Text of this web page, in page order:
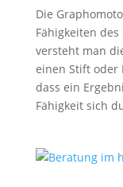
Die
Fähigkeiten
versteht man
einen Stift oder
dass ein
Fähigkeit sich